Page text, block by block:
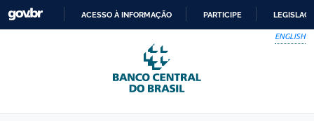
Skip to main content
PARA
O
CONTEÚDO
ACESSO À INFORMAÇÃO PARTICIPE
ENGLISH